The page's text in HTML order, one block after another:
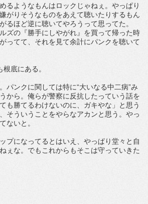
るようなもんはロックじゃねぇ。やっぱり
がりそうなものをあえて聴いたりするもん
るほど逆に聴いてやろうって思ってた。
ズの『勝手にしやがれ』を買って帰った時
ってて、それを見て余計にパンクを聴いて
底にある。
パンクに関しては特に“大いなる中二病”み
から。俺らが警察に反抗したっていう話を
も勝てるわけないのに、ガキやな」と思う
そういうことをやらなアカンと思う。やっ
ないと。
プになってるとはいえ、やっぱり堂々と自
ぇな。でもこれからもそこは守っていきた